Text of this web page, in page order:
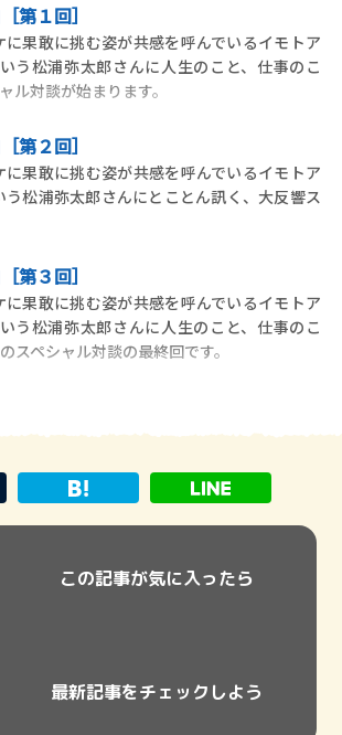
１回］
果敢に挑む姿が共感を呼んでいるイモトア
う松浦弥太郎さんに人生のこと、仕事のこ
ル対談が始まります。
２回］
果敢に挑む姿が共感を呼んでいるイモトア
松浦弥太郎さんにとことん訊く、大反響ス
３回］
果敢に挑む姿が共感を呼んでいるイモトア
う松浦弥太郎さんに人生のこと、仕事のこ
スペシャル対談の最終回です。
この記事が気に入ったら
最新記事をチェックしよう